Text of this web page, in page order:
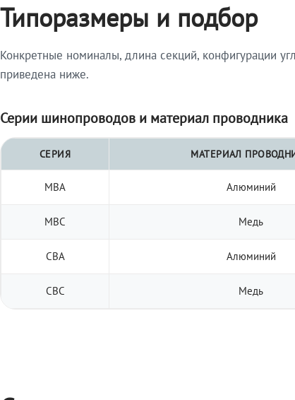
Типоразмеры и подбор
Конкретные номиналы, длина секций, конфигурации
приведена ниже.
Серии шинопроводов и материал проводника
СЕРИЯ МАТЕРИАЛ
МВА Алюминий
МВС Медь
СВА Алюминий
СВС Медь